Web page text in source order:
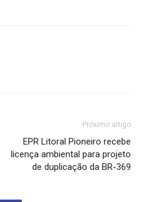
Próximo artigo
EPR Litoral Pioneiro recebe
licença ambiental para projeto
de duplicação da BR-369